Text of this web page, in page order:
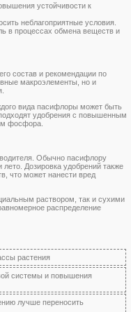
устойчивости к
неблагоприятные условия.
в процессах обмена веществ и
состав и рекомендации по
макроэлементы, но и
вида пасифлоры может быть
удобрения с повышенным
фосфора.
Обычно пасифлору
Дозировка удобрений также
что может нанести вред
раствором, так и сухими
распределение
растения
системы и повышения
лучше переносить